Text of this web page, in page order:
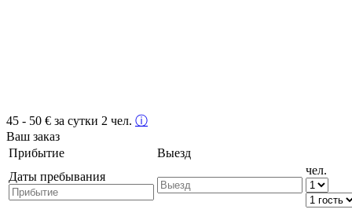
45 - 50 € за сутки 2 чел. ⓘ
Ваш заказ
Прибытие
Выезд
Даты пребывания
чел.